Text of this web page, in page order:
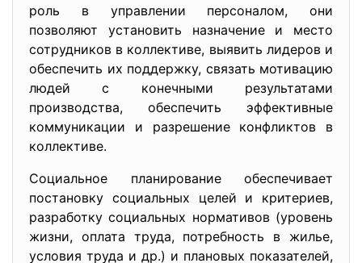
роль в управлении персоналом, они
позволяют установить назначение и место
сотрудников в коллективе, выявить лидеров и
обеспечить их поддержку, связать мотивацию
людей с конечными результатами
производства, обеспечить эффективные
коммуникации и разрешение конфликтов в
коллективе.
Социальное планирование обеспечивает
постановку социальных целей и критериев,
разработку социальных нормативов (уровень
жизни, оплата труда, потребность в жилье,
условия труда и др.) и плановых показателей,